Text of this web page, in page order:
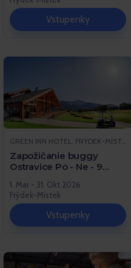
Vstupenky
GREEN INN HOTEL, FRÝDEK-MÍSTEK
Zapožičanie buggy
Ostravice Po - Ne - 9
1. Mar - 31. Okt 2026
Frýdek-Místek
Vstupenky